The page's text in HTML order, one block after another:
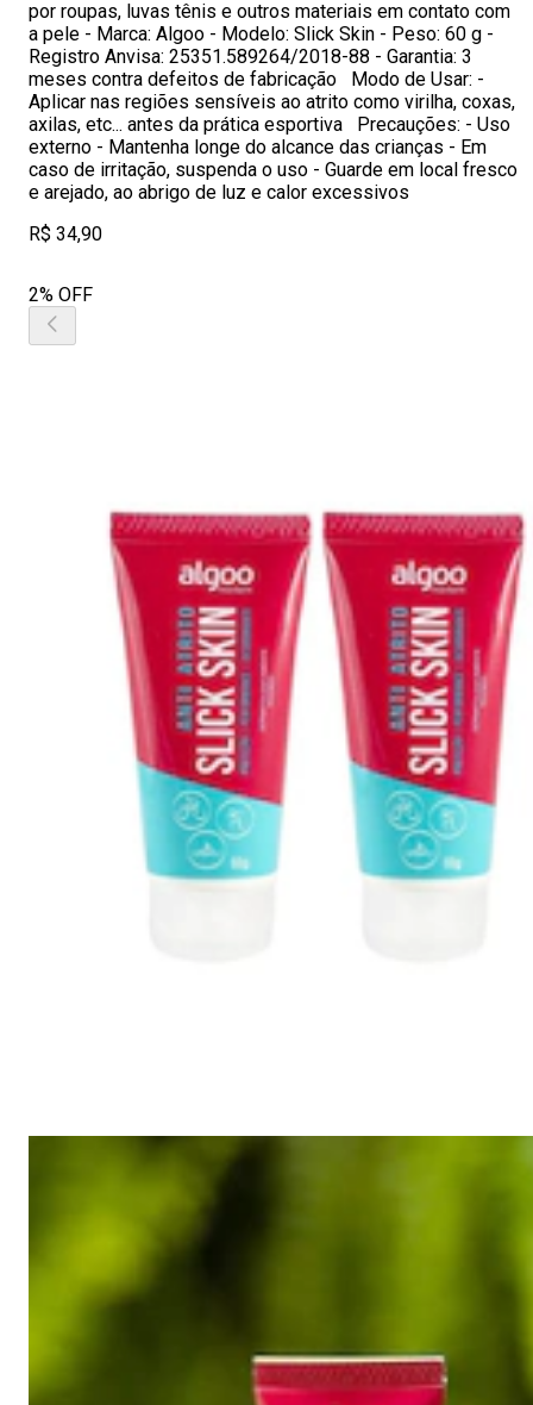
por roupas, luvas tênis e outros materiais em contato com
a pele - Marca: Algoo - Modelo: Slick Skin - Peso: 60 g -
Registro Anvisa: 25351.589264/2018-88 - Garantia: 3
meses contra defeitos de fabricação Modo de Usar: -
Aplicar nas regiões sensíveis ao atrito como virilha, coxas,
axilas, etc... antes da prática esportiva Precauções: - Uso
externo - Mantenha longe do alcance das crianças - Em
caso de irritação, suspenda o uso - Guarde em local fresco
e arejado, ao abrigo de luz e calor excessivos
R$ 34,90
2% OFF